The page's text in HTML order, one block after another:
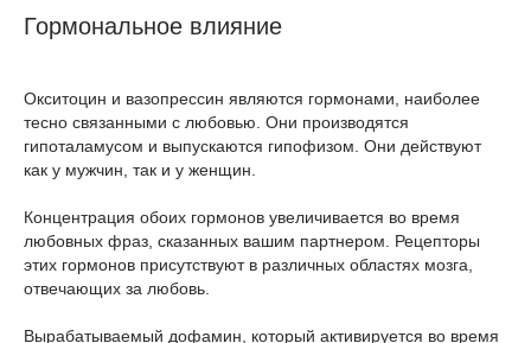
Гормональное влияние
Окситоцин и вазопрессин являются гормонами, наиболее
тесно связанными с любовью. Они производятся
гипоталамусом и выпускаются гипофизом. Они действуют
как у мужчин, так и у женщин.
Концентрация обоих гормонов увеличивается во время
любовных фраз, сказанных вашим партнером. Рецепторы
этих гормонов присутствуют в различных областях мозга,
отвечающих за любовь.
Вырабатываемый дофамин, который активируется во время